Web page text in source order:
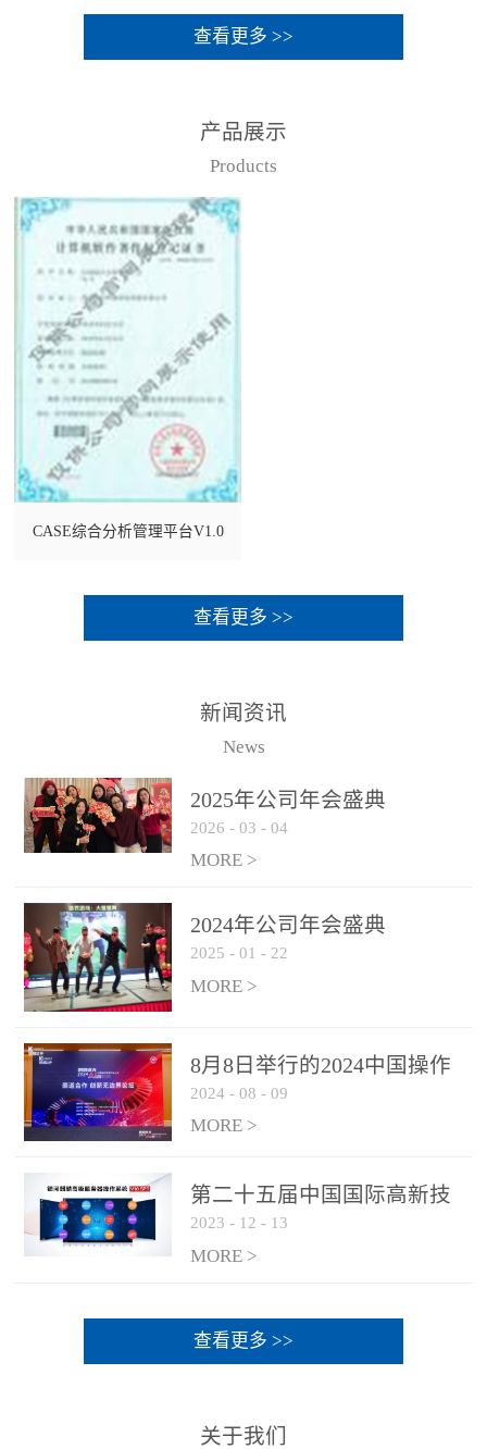
查看更多 >>
产品展示
Products
CASE综合分析管理平台V1.0
查看更多 >>
新闻资讯
News
2025年公司年会盛典
2026 - 03 - 04
MORE >
2024年公司年会盛典
2025 - 01 - 22
MORE >
8月8日举行的2024中国操作
系统产业大会渠道论坛，科
网通荣获区域营销优质伙伴
2024 - 08 - 09
MORE >
第二十五届中国国际高新技
术成果交易会 银河麒麟高级
服务器操作系统荣获 “优秀
2023 - 12 - 13
MORE >
查看更多 >>
关于我们